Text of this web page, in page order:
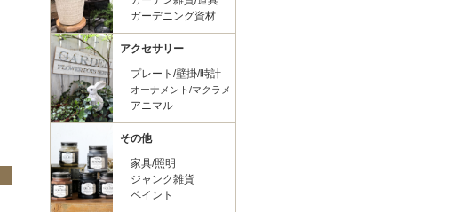
ガーデニング資材
アクセサリー
プレート/壁掛/時計
オーナメント/マクラメ
アニマル
その他
家具/照明
ジャンク雑貨
ペイント